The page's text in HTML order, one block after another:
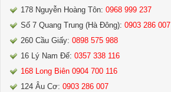
178 Nguyễn Hoàng Tôn: 0968 999 237
Số 7 Quang Trung (Hà Đông): 0903 286 007
260 Cầu Giấy: 0898 575 988
16 Lý Nam Đế: 0357 338 116
168 Long Biên 0904 700 116
124 Âu Cơ: 0903 286 007